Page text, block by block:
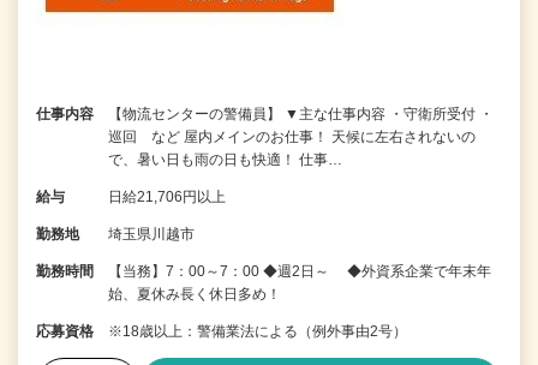
仕事内容
【物流センターの警備員】 ▼主な仕事内容 ・守衛所受付 ・
巡回 など 屋内メインのお仕事！ 天候に左右されないの
で、暑い日も雨の日も快適！ 仕事…
給与 日給21,706円以上
勤務地 埼玉県川越市
勤務時間
【当務】7：00～7：00 ◆週2日～ ◆外資系企業で年末年
始、夏休み長く休日多め！
応募資格 ※18歳以上：警備業法による（例外事由2号）